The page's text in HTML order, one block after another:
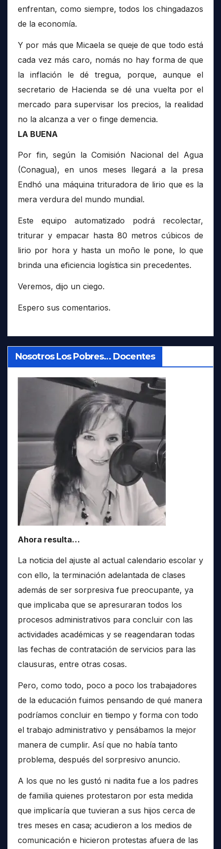
enfrentan, como siempre, todos los chingadazos
de la economía.
Y por más que Micaela se queje de que todo está
cada vez más caro, nomás no hay forma de que
la inflación le dé tregua, porque, aunque el
secretario de Hacienda se dé una vuelta por el
mercado para supervisar los precios, la realidad
no la alcanza a ver o finge demencia.
LA BUENA
Por fin, según la Comisión Nacional del Agua
(Conagua), en unos meses llegará a la presa
Endhó una máquina trituradora de lirio que es la
mera verdura del mundo mundial.
Este equipo automatizado podrá recolectar,
triturar y empacar hasta 80 metros cúbicos de
lirio por hora y hasta un moño le pone, lo que
brinda una eficiencia logística sin precedentes.
Veremos, dijo un ciego.
Espero sus comentarios.
Nosotros Los Pobres… Docentes
Ahora resulta…
La noticia del ajuste al actual calendario escolar y
con ello, la terminación adelantada de clases
además de ser sorpresiva fue preocupante, ya
que implicaba que se apresuraran todos los
procesos administrativos para concluir con las
actividades académicas y se reagendaran todas
las fechas de contratación de servicios para las
clausuras, entre otras cosas.
Pero, como todo, poco a poco los trabajadores
de la educación fuimos pensando de qué manera
podríamos concluir en tiempo y forma con todo
el trabajo administrativo y pensábamos la mejor
manera de cumplir. Así que no había tanto
problema, después del sorpresivo anuncio.
A los que no les gustó ni nadita fue a los padres
de familia quienes protestaron por esta medida
que implicaría que tuvieran a sus hijos cerca de
tres meses en casa; acudieron a los medios de
comunicación e hicieron protestas afuera de las